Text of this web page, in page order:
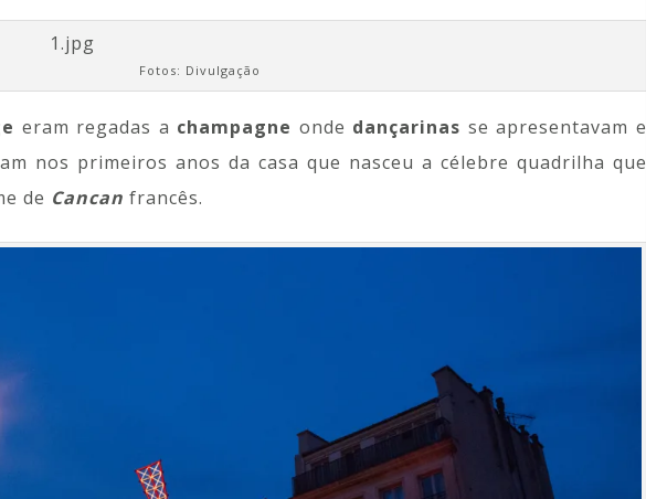
Fotos: Divulgação
eram regadas a champagne onde dançarinas se apresentavam e
nos primeiros anos da casa que nasceu a célebre quadrilha que
de Cancan francês.